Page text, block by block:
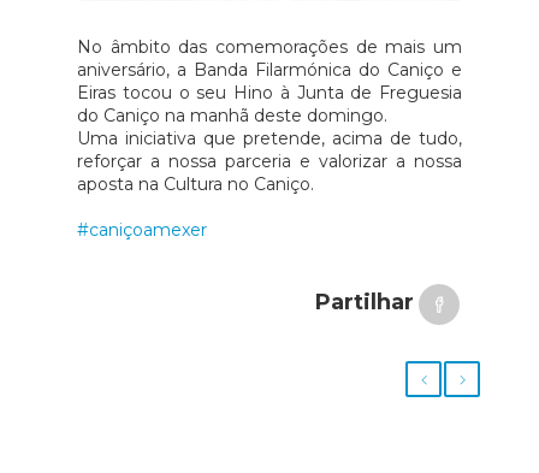
No âmbito das comemorações de mais um
aniversário, a Banda Filarmónica do Caniço e
Eiras tocou o seu Hino à Junta de Freguesia
do Caniço na manhã deste domingo.
Uma iniciativa que pretende, acima de tudo,
reforçar a nossa parceria e valorizar a nossa
aposta na Cultura no Caniço.
#caniçoamexer
Partilhar